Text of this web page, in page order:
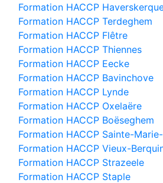
Formation HACCP
Formation HACCP Terdeghem
Formation HACCP Flêtre
Formation HACCP Thiennes
Formation HACCP Eecke
Formation HACCP Bavinchove
Formation HACCP Lynde
Formation HACCP Oxelaëre
Formation HACCP Boëseghem
Formation HACCP Sainte-
Formation HACCP Vieux-
Formation HACCP Strazeele
Formation HACCP Staple